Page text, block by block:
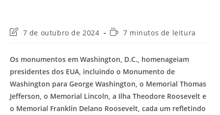
Última
post:
7 de outubro de 2024
Tempo7 minutos de leitura
Os monumentos em Washington, D.C., homenageiam
presidentes dos EUA, incluindo o Monumento de
Washington para George Washington, o Memorial Thomas
Jefferson, o Memorial Lincoln, a Ilha Theodore Roosevelt e
o Memorial Franklin Delano Roosevelt, cada um refletindo